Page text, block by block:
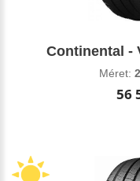
Continental -
Méret:
56